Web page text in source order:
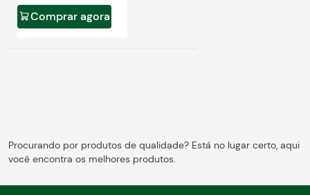
Comprar agora
Procurando por produtos de qualidade? Está no lugar certo, aqui
você encontra os melhores produtos.